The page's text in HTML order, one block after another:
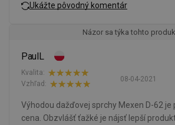
Ukážte pôvodný komentár
Názor sa týka tohto
PaulL
08-04-2021
Kvalita:
Vzhľad:
Výhodou dažďovej sprchy Mexen D-62 je
cena. Obzvlášť ťažké je nájsť lepší